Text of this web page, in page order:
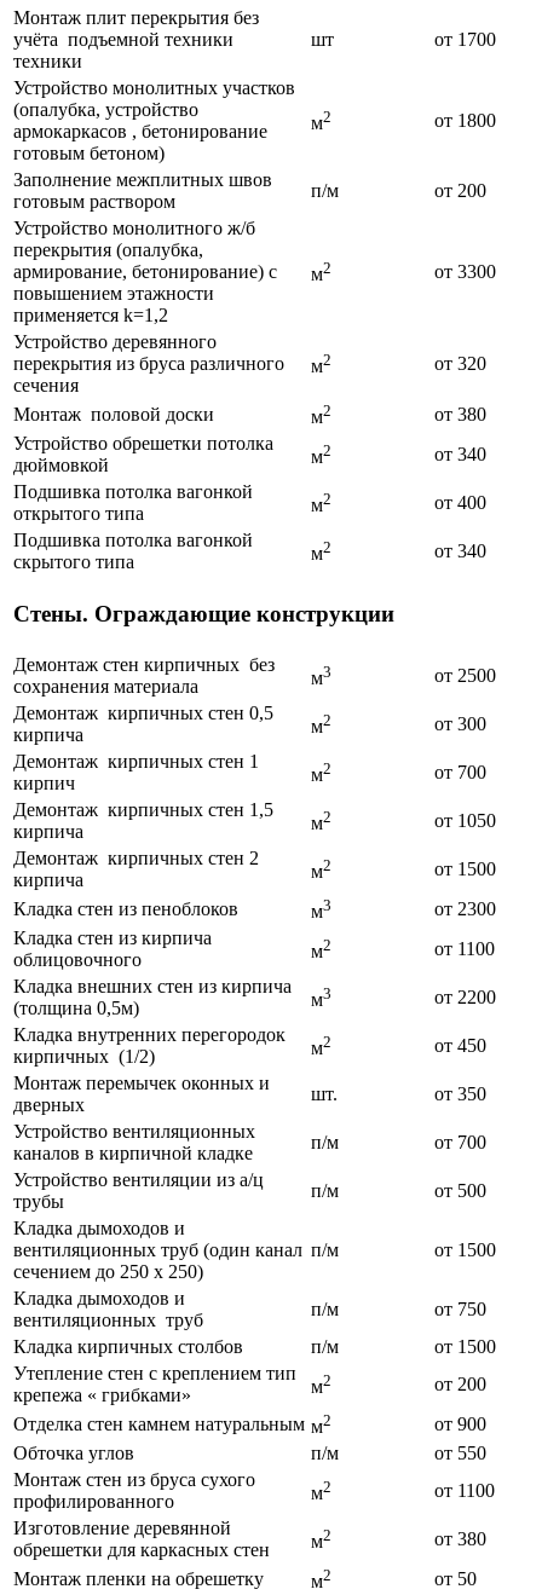
Монтаж плит перекрытия без
учёта подъемной техники
техники
шт от 1700
Устройство монолитных участков
(опалубка, устройство
армокаркасов , бетонирование
готовым бетоном)
м2 от 1800
Заполнение межплитных швов
готовым раствором
п/м
от 200
Устройство монолитного ж/б
перекрытия (опалубка,
армирование, бетонирование) с
повышением этажности
применяется k=1,2
м2 от 3300
Устройство деревянного
перекрытия из бруса различного
сечения
м2 от 320
Монтаж половой доски м2
от 380
Устройство обрешетки потолка
дюймовкой
м2
от 340
Подшивка потолка вагонкой
открытого типа
м2
от 400
Подшивка потолка вагонкой
скрытого типа
м2 от 340
Стены. Ограждающие конструкции
Демонтаж стен кирпичных без
сохранения материала
м3
от 2500
Демонтаж кирпичных стен 0,5
кирпича
м2
от 300
Демонтаж кирпичных стен 1
кирпич
м2
от 700
Демонтаж кирпичных стен 1,5
кирпича
м2
от 1050
Демонтаж кирпичных стен 2
кирпича
м2
от 1500
Кладка стен из пеноблоков
м3
от 2300
Кладка стен из кирпича
облицовочного
м2
от 1100
Кладка внешних стен из кирпича
(толщина 0,5м)
м3
от 2200
Кладка внутренних перегородок
кирпичных (1/2)
м2
от 450
Монтаж перемычек оконных и
дверных
шт.
от 350
Устройство вентиляционных
каналов в кирпичной кладке
п/м
от 700
Устройство вентиляции из а/ц
трубы
п/м
от 500
Кладка дымоходов и
вентиляционных труб (один канал
сечением до 250 х 250)
п/м от 1500
Кладка дымоходов и
вентиляционных труб
п/м
от 750
Кладка кирпичных столбов
п/м
от 1500
Утепление стен с креплением тип
крепежа « грибками»
м2
от 200
Отделка стен камнем натуральным м2
от 900
Обточка углов
п/м
от 550
Монтаж стен из бруса сухого
профилированного
м2
от 1100
Изготовление деревянной
обрешетки для каркасных стен
м2
от 380
Монтаж пленки на обрешетку
м2
от 50